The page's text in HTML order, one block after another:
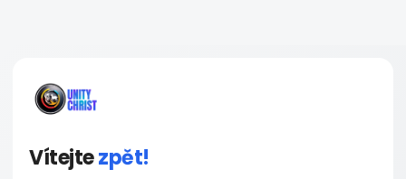
Vítejtezpět!